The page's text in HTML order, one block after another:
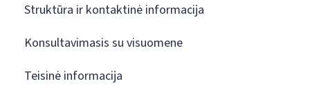
Struktūra ir kontaktinė informacija
Konsultavimasis su visuomene
Teisinė informacija